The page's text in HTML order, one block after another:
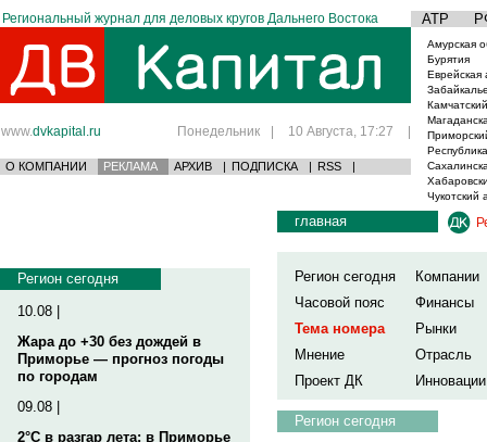
Региональный журнал для деловых кругов Дальнего Востока АТР
www.dvkapital.ru Понедельник | 10 Августа, 17:27 |
О КОМПАНИИ РЕКЛАМА АРХИВ | ПОДПИСКА | RSS |
Амурская
Бурятия
Еврейская
Чукотский
Регион сегодня
10.08 |
Жара до +30 без дождей в
Приморье — прогноз погоды
по городам
09.08 |
2°C в разгар лета: в Приморье
главная
Регион сегодня
Компании
Часовой пояс
Финансы
Тема номера
Рынки
Мнение
Отрасль
Проект ДК
Инновации
Регион сегодня